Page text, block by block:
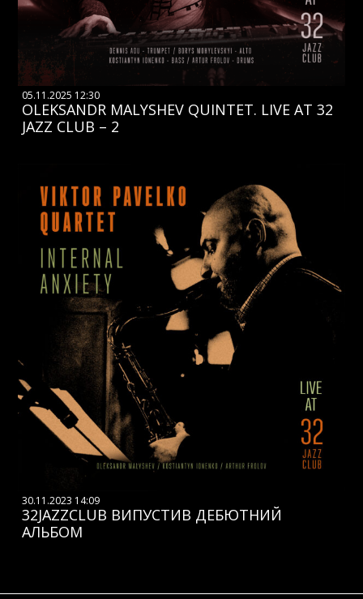
05.11.2025 12:30
OLEKSANDR MALYSHEV QUINTET. LIVE AT 32
JAZZ CLUB – 2
30.11.2023 14:09
32JAZZCLUB ВИПУСТИВ ДЕБЮТНИЙ
АЛЬБОМ